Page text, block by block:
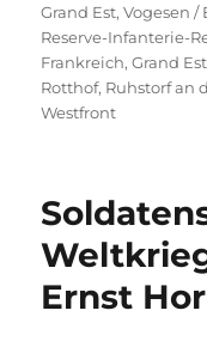
am
Grand Est,Vogesen /
Reserve-Infanterie-
Frankreich,Grand Est
Rotthof, Ruhstorf an
Westfront
Ernst